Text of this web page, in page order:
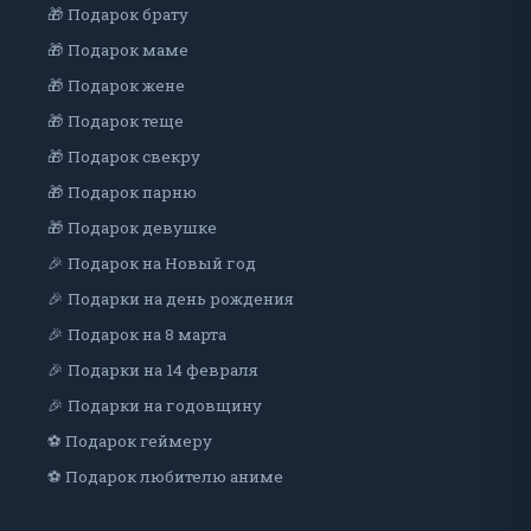
🎁 Подарок брату
🎁 Подарок маме
🎁 Подарок жене
🎁 Подарок теще
🎁 Подарок свекру
🎁 Подарок парню
🎁 Подарок девушке
🎉 Подарок на Новый год
🎉 Подарки на день рождения
🎉 Подарок на 8 марта
🎉 Подарки на 14 февраля
🎉 Подарки на годовщину
⚽ Подарок геймеру
⚽ Подарок любителю аниме